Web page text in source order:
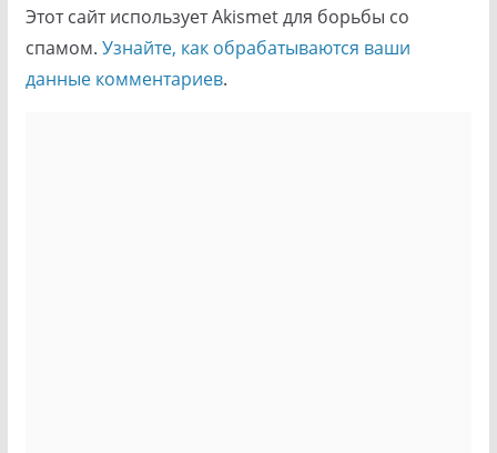
Этот сайт использует Akismet для борьбы со
спамом. Узнайте, как обрабатываются ваши
данные комментариев.